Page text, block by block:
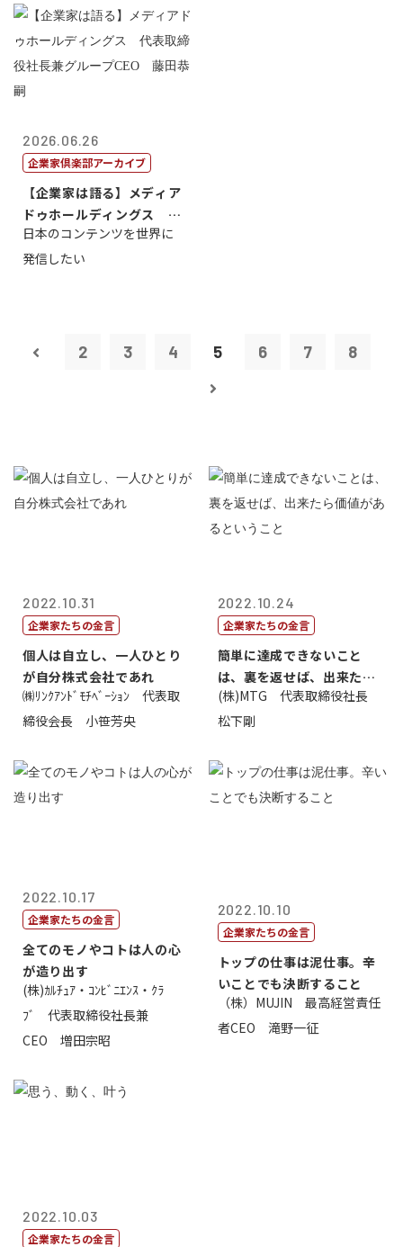
2026.06.26
企業家倶楽部アーカイブ
【企業家は語る】メディア
ドゥホールディングス 代
表取締役社長...
日本のコンテンツを世界に
発信したい
2 3 4 5 6 7 8
2022.10.31
企業家たちの金言
個人は自立し、一人ひとり
が自分株式会社であれ
㈱ﾘﾝｸｱﾝﾄﾞﾓﾁﾍﾞｰｼｮﾝ 代表取
締役会長 小笹芳央
2022.10.24
企業家たちの金言
簡単に達成できないこと
は、裏を返せば、出来たら
価値があるとい...
(株)MTG 代表取締役社長
松下剛
2022.10.17
企業家たちの金言
全てのモノやコトは人の心
が造り出す
(株)ｶﾙﾁｭｱ・ｺﾝﾋﾞﾆｴﾝｽ・ｸﾗ
ﾌﾞ 代表取締役社長兼
CEO 増田宗昭
2022.10.10
企業家たちの金言
トップの仕事は泥仕事。辛
いことでも決断すること
（株）MUJIN 最高経営責任
者CEO 滝野一征
2022.10.03
企業家たちの金言